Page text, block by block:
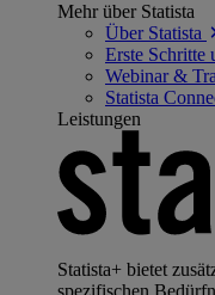
Mehr über Statista
Über Statista
Erste Schritte
Webinar &
Statista
Leistungen
Statista+ bietet
spezifischen